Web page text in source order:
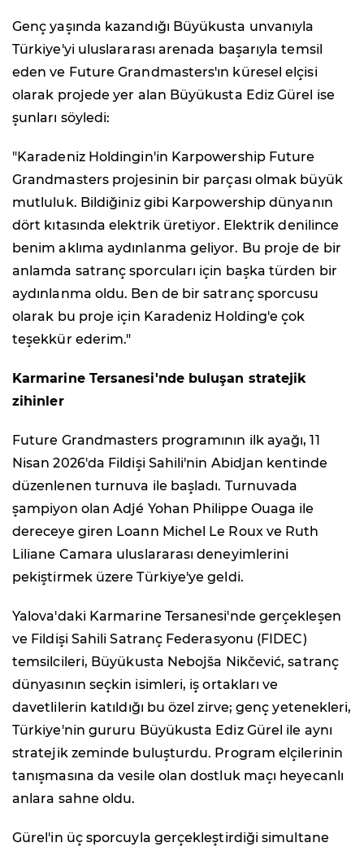
Genç yaşında kazandığı Büyükusta unvanıyla
Türkiye'yi uluslararası arenada başarıyla temsil
eden ve Future Grandmasters'ın küresel elçisi
olarak projede yer alan Büyükusta Ediz Gürel ise
şunları söyledi:
"Karadeniz Holdingin'in Karpowership Future
Grandmasters projesinin bir parçası olmak büyük
mutluluk. Bildiğiniz gibi Karpowership dünyanın
dört kıtasında elektrik üretiyor. Elektrik denilince
benim aklıma aydınlanma geliyor. Bu proje de bir
anlamda satranç sporcuları için başka türden bir
aydınlanma oldu. Ben de bir satranç sporcusu
olarak bu proje için Karadeniz Holding'e çok
teşekkür ederim."
Karmarine Tersanesi'nde buluşan stratejik
zihinler
Future Grandmasters programının ilk ayağı, 11
Nisan 2026'da Fildişi Sahili'nin Abidjan kentinde
düzenlenen turnuva ile başladı. Turnuvada
şampiyon olan Adjé Yohan Philippe Ouaga ile
dereceye giren Loann Michel Le Roux ve Ruth
Liliane Camara uluslararası deneyimlerini
pekiştirmek üzere Türkiye'ye geldi.
Yalova'daki Karmarine Tersanesi'nde gerçekleşen
ve Fildişi Sahili Satranç Federasyonu (FIDEC)
temsilcileri, Büyükusta Nebojša Nikčević, satranç
dünyasının seçkin isimleri, iş ortakları ve
davetlilerin katıldığı bu özel zirve; genç yetenekleri,
Türkiye'nin gururu Büyükusta Ediz Gürel ile aynı
stratejik zeminde buluşturdu. Program elçilerinin
tanışmasına da vesile olan dostluk maçı heyecanlı
anlara sahne oldu.
Gürel'in üç sporcuyla gerçekleştirdiği simultane